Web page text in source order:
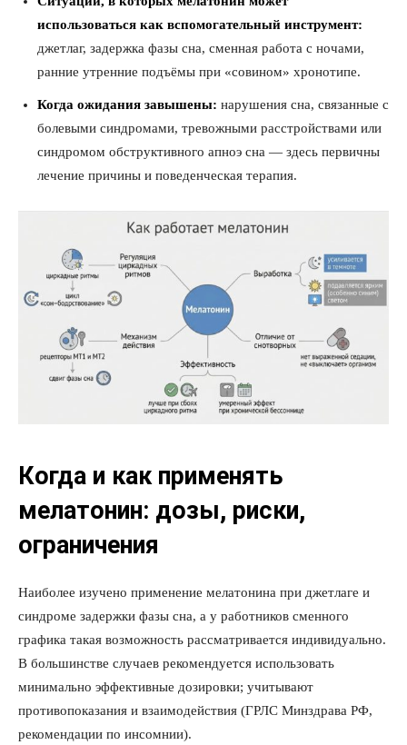
использоваться как вспомогательный инструмент:
джетлаг, задержка фазы сна, сменная работа с ночами,
ранние утренние подъёмы при «совином» хронотипе.
Когда ожидания завышены: нарушения сна, связанные с
болевыми синдромами, тревожными расстройствами или
синдромом обструктивного апноэ сна — здесь первичны
лечение причины и поведенческая терапия.
Когда и как применять
мелатонин: дозы, риски,
ограничения
Наиболее изучено применение мелатонина при джетлаге и
синдроме задержки фазы сна, а у работников сменного
графика такая возможность рассматривается индивидуально.
В большинстве случаев рекомендуется использовать
минимально эффективные дозировки; учитывают
противопоказания и взаимодействия (ГРЛС Минздрава РФ,
рекомендации по инсомнии).